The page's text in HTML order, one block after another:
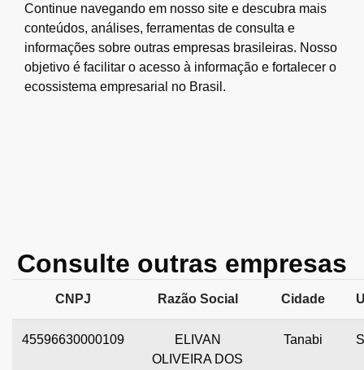
Continue navegando em nosso site e descubra mais
conteúdos, análises, ferramentas de consulta e
informações sobre outras empresas brasileiras. Nosso
objetivo é facilitar o acesso à informação e fortalecer o
ecossistema empresarial no Brasil.
Consulte outras empresas
CNPJ Razão Social Cidade
45596630000109
ELIVAN
OLIVEIRA DOS
Tanabi